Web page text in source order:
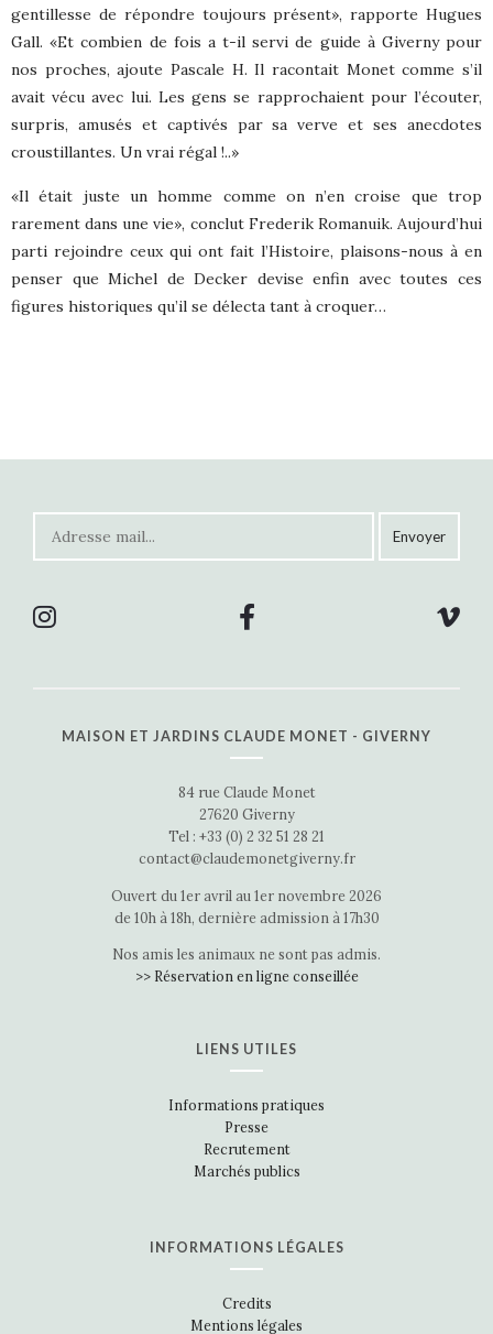
gentillesse de répondre toujours présent», rapporte Hugues
Gall. «Et combien de fois a t-il servi de guide à Giverny pour
nos proches, ajoute Pascale H. Il racontait Monet comme s’il
avait vécu avec lui. Les gens se rapprochaient pour l’écouter,
surpris, amusés et captivés par sa verve et ses anecdotes
croustillantes. Un vrai régal !..»
«Il était juste un homme comme on n’en croise que trop
rarement dans une vie», conclut Frederik Romanuik. Aujourd’hui
parti rejoindre ceux qui ont fait l’Histoire, plaisons-nous à en
penser que Michel de Decker devise enfin avec toutes ces
figures historiques qu’il se délecta tant à croquer…
MAISON ET JARDINS CLAUDE MONET - GIVERNY
84 rue Claude Monet
27620 Giverny
Tel : +33 (0) 2 32 51 28 21
contact@claudemonetgiverny.fr
Ouvert du 1er avril au 1er novembre 2026
de 10h à 18h, dernière admission à 17h30
Nos amis les animaux ne sont pas admis.
>> Réservation en ligne conseillée
LIENS UTILES
Informations pratiques
Presse
Recrutement
Marchés publics
INFORMATIONS LÉGALES
Credits
Mentions légales